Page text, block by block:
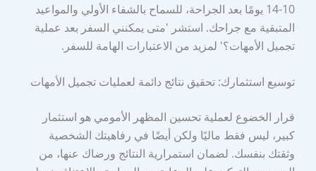
10-14 يومًا بعد الجراحة، للسماح بالشفاء الأولي والمواعيد
المتبقية مع جراحك. استشر 'متى يمكنني السفر بعد عملية
تجميل الأمهات؟' لمزيد من الاعتبارات الهامة للسفر.
توسيع استثمارك: تحقيق نتائج دائمة لعمليات تجميل الأمهات
قرار الخضوع لعملية تحسين المظهر الأمومي هو استثمار
كبير، ليس فقط ماليًا ولكن أيضًا في رفاهيتك الشخصية
وثقتك بنفسك. لضمان استمرارية النتائج ورضاك عنها، من